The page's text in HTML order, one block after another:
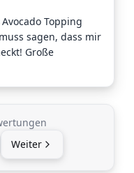
Topping
sagen, dass mir
Große
Weiter